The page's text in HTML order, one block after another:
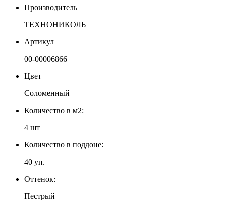
Производитель
ТЕХНОНИКОЛЬ
Артикул
00-00006866
Цвет
Соломенный
Количество в м2:
4 шт
Количество в поддоне:
40 уп.
Оттенок:
Пестрый